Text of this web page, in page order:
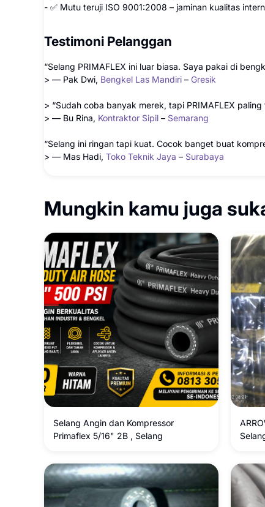
- ✅ Mutu teruji ISO 9001:2008 – jaminan kualitas
Testimoni Pelanggan
“Selang PRIMAFLEX ini luar biasa. Saya pakai di
> — Pak Dwi, Bengkel Las Mandiri – Gresik
> “Sudah coba banyak merek, tapi PRIMAFLEX
> — Bu Rina, Kontraktor Sipil – Semarang
“Selang ini ringan tapi kuat. Cocok banget buat
> — Mas Hadi, Toko Teknik Jaya – Surabaya
Mungkin kamu juga
Selang Angin dan Kompressor
Primaflex 5/16" 2B , Selang